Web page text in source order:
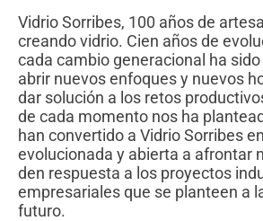
Vidrio Sorribes, 100 años de
creando vidrio. Cien años de
cada cambio generacional ha
abrir nuevos enfoques y nuevos
dar solución a los retos
de cada momento nos ha
han convertido a Vidrio Sorribes
evolucionada y abierta a afrontar
den respuesta a los proyectos
empresariales que se planteen a
futuro.